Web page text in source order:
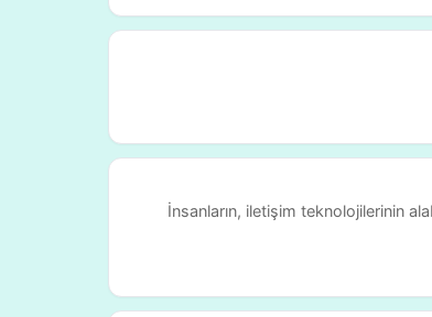
İnsanların, iletişim teknolojilerinin